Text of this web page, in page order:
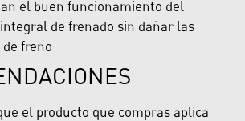
el buen funcionamiento del
de frenado sin dañar las
freno
el producto que compras aplica